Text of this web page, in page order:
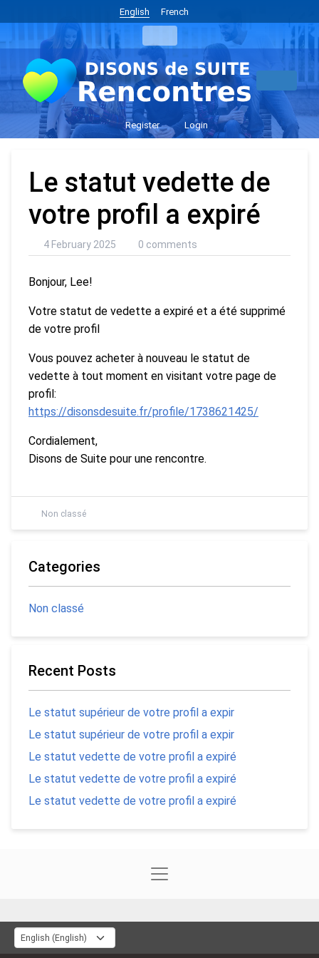
English French
Register Login
Le statut vedette de
votre profil a expiré
4 February 2025 0 comments
Bonjour, Lee!
Votre statut de vedette a expiré et a été supprimé
de votre profil
Vous pouvez acheter à nouveau le statut de
vedette à tout moment en visitant votre page de
profil:
https://disonsdesuite.fr/profile/1738621425/
Cordialement,
Disons de Suite pour une rencontre.
Non classé
Categories
Non classé
Recent Posts
Le statut supérieur de votre profil a expir
Le statut supérieur de votre profil a expir
Le statut vedette de votre profil a expiré
Le statut vedette de votre profil a expiré
Le statut vedette de votre profil a expiré